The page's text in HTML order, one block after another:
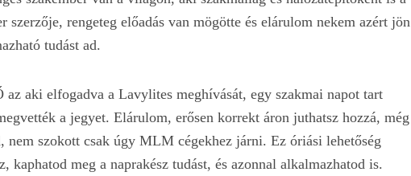
rengeteg előadás van mögötte és elárulom nekem azért jön
tudást ad.
aki elfogadva a Lavylites meghívását, egy szakmai napot tart
a jegyet. Elárulom, erősen korrekt áron juthatsz hozzá, még
nem szokott csak úgy MLM cégekhez járni. Ez óriási lehetőség
kaphatod meg a naprakész tudást, és azonnal alkalmazhatod is.